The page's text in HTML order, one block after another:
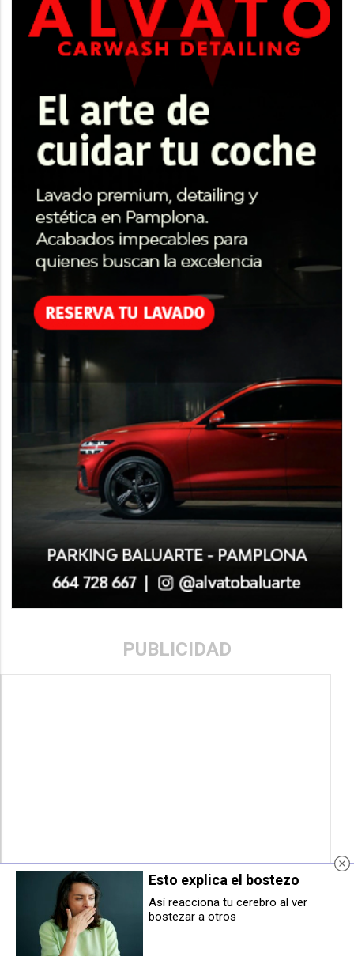
PUBLICIDAD
Los pacientes en vigilancia activa
de cáncer de próstata tienen una
supervivencia superior al 99% en
una década
El barrio de San Jorge se prepara
Esto explica el bostezo
Así reacciona tu cerebro al ver
bostezar a otros